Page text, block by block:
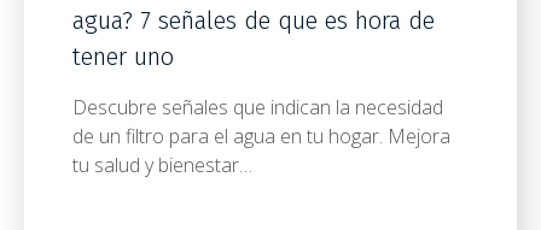
agua? 7 señales de que es hora de
tener uno
Descubre señales que indican la necesidad
de un filtro para el agua en tu hogar. Mejora
tu salud y bienestar…